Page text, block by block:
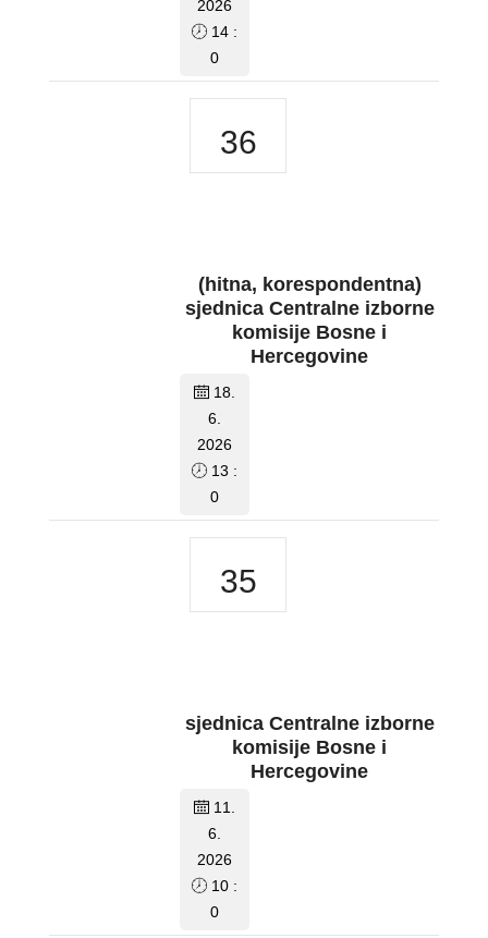
2026
14 :
0
36
(hitna, korespondentna)
sjednica Centralne izborne
komisije Bosne i
Hercegovine
18.
6.
2026
13 :
0
35
sjednica Centralne izborne
komisije Bosne i
Hercegovine
11.
6.
2026
10 :
0